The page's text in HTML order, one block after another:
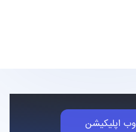
وب اپلیکیشن